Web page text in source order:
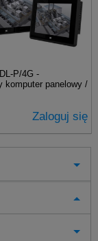
P/4G -
komputer panelowy /
Zaloguj się